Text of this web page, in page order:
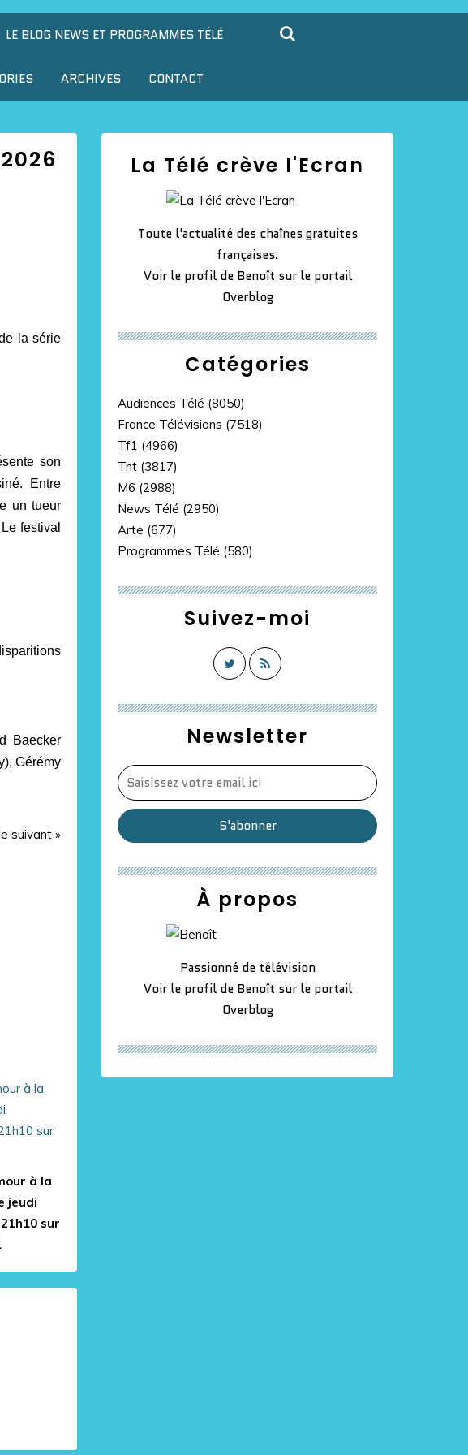
LE BLOG NEWS ET PROGRAMMES TÉLÉ
ARCHIVES CONTACT
la série
son
Entre
un tueur
festival
Baecker
Gérémy
suivant »
à la
jeudi
sur
Newsletter
Catégories
Audiences Télé (8050)
France Télévisions (7518)
Tf1 (4966)
Tnt (3817)
M6 (2988)
News Télé (2950)
Arte (677)
Programmes Télé (580)
La Télé crève l'Ecran
Toute l'actualité des chaînes gratuites
françaises.
Voir le profil de Benoît sur le portail
Overblog
Suivez-moi
À propos
Passionné de télévision
Voir le profil de Benoît sur le portail
Overblog